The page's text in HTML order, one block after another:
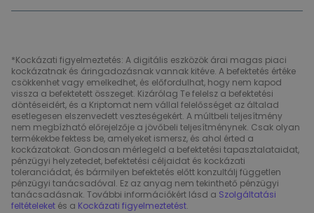
*Kockázati figyelmeztetés: A digitális eszközök árai magas piaci
kockázatnak és áringadozásnak vannak kitéve. A befektetés értéke
csökkenhet vagy emelkedhet, és előfordulhat, hogy nem kapod
vissza a befektetett összeget. Kizárólag Te felelsz a befektetési
döntéseidért, és a Kriptomat nem vállal felelősséget az általad
esetlegesen elszenvedett veszteségekért. A múltbeli teljesítmény
nem megbízható előrejelzője a jövőbeli teljesítménynek. Csak olyan
termékekbe fektess be, amelyeket ismersz, és ahol érted a
kockázatokat. Gondosan mérlegeld a befektetési tapasztalataidat,
pénzügyi helyzetedet, befektetési céljaidat és kockázati
toleranciádat, és bármilyen befektetés előtt konzultálj független
pénzügyi tanácsadóval. Ez az anyag nem tekinthető pénzügyi
tanácsadásnak. További információkért lásd a Szolgáltatási
feltételeket és a Kockázati figyelmeztetést.